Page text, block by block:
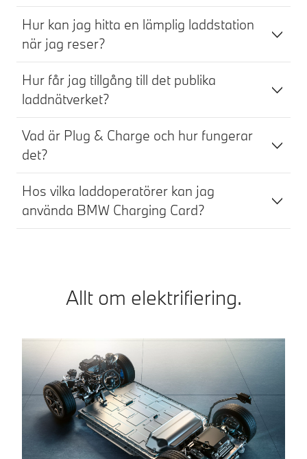
Hur kan jag hitta en lämplig laddstation
när jag reser?
Hur får jag tillgång till det publika
laddnätverket?
Vad är Plug & Charge och hur fungerar
det?
Hos vilka laddoperatörer kan jag
använda BMW Charging Card?
Allt om elektrifiering.